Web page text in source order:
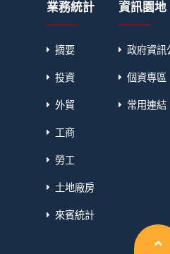
業務統計
摘要
投資
外貿
工商
勞工
土地廠房
來賓統計
資訊園地
政府資訊
個資專區
常用連結